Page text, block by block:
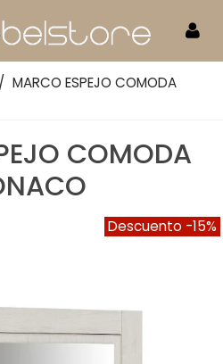
/ MARCO ESPEJO COMODA
COMODA
Descuento -15%